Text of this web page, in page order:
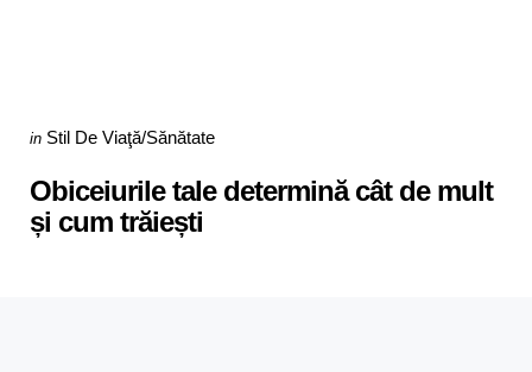
Categories
Posted
in Stil De Viaţă/Sănătate
Obiceiurile tale determină cât de mult
și cum trăiești